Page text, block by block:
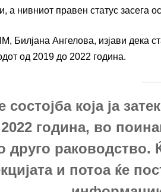
а нивниот правен статус засега
Билјана Ангелова, изјави дека
од 2019 до 2022 година.
состојба која ја
година, во
друго раководство.
и потоа ќе